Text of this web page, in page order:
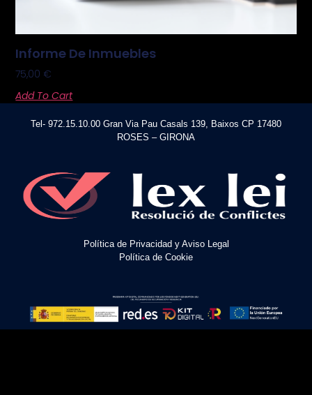
Informe De Inmuebles
75,00 €
Add To Cart
Tel- 972.15.10.00 Gran Via Pau Casals 139, Baixos CP 17480
ROSES – GIRONA
Política de Privacidad y Aviso Legal
Política de Cookie